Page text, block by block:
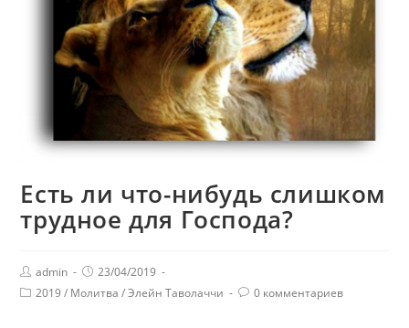
Есть ли что-нибудь слишком
трудное для Господа?
admin
23/04/2019
2019 / Молитва / Элейн Таволаччи 0 комментариев